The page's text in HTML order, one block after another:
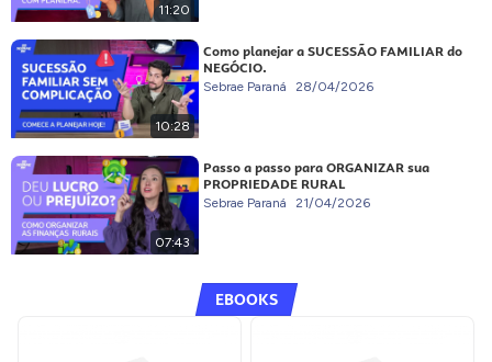
11:20
10:28
Como planejar a SUCESSÃO FAMILIAR do
NEGÓCIO.
Sebrae Paraná 28/04/2026
07:43
Passo a passo para ORGANIZAR sua
PROPRIEDADE RURAL
Sebrae Paraná 21/04/2026
EBOOKS